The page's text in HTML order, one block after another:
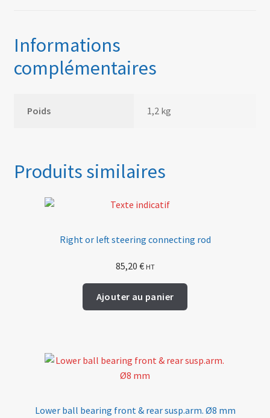
Informations
complémentaires
Poids 1,2 kg
Produits similaires
Right or left steering connecting rod
85,20 € HT
Ajouter au panier
Lower ball bearing front & rear susp.arm. Ø8 mm